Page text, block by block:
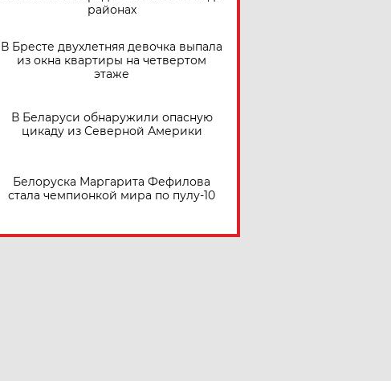
районах
В Бресте двухлетняя девочка выпала
из окна квартиры на четвертом
этаже
В Беларуси обнаружили опасную
цикаду из Северной Америки
Белоруска Маргарита Фефилова
стала чемпионкой мира по пулу-10